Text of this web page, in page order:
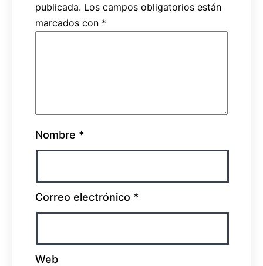
publicada. Los campos obligatorios están
marcados con *
Nombre *
Correo electrónico *
Web